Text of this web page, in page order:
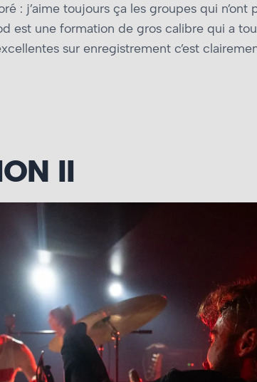
: j’aime toujours ça les groupes qui n’ont
est une formation de gros calibre qui a
sur enregistrement c’est
II